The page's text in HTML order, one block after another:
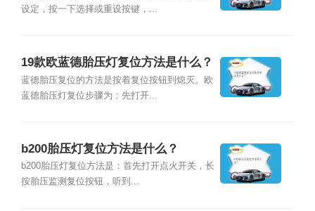
设定，按一下选择或重设按键，...
19款欧蓝德胎压灯复位方法是什么？
蓝德胎压复位的方法是按着复位按钮到熄灭。欧
蓝德胎压灯复位步骤为：先打开...
b200胎压灯复位方法是什么？
b200胎压灯复位方法是：首先打开点火开关，长
按胎压监测复位按钮，听到...